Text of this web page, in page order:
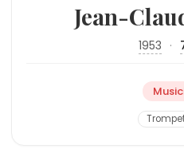
Jean-
1953 ·